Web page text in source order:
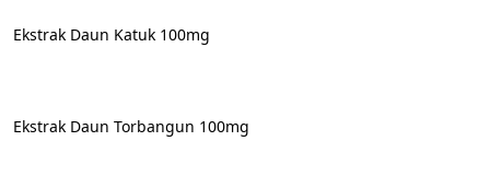
Ekstrak Daun Katuk 100mg
Ekstrak Daun Torbangun 100mg